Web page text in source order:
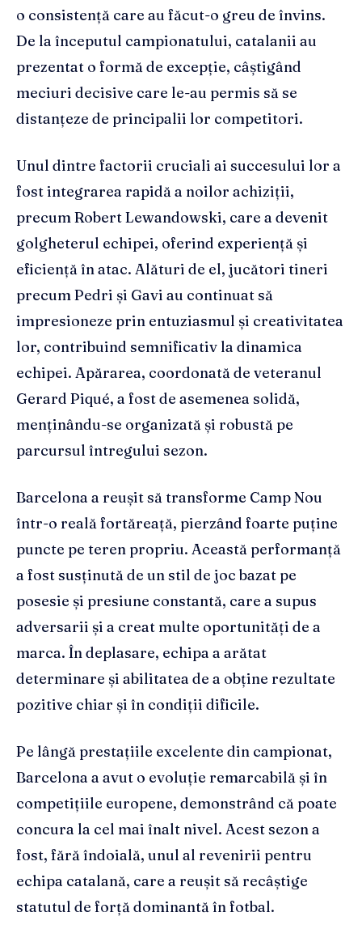
o consistență care au făcut-o greu de învins.
De la începutul campionatului, catalanii au
prezentat o formă de excepție, câștigând
meciuri decisive care le-au permis să se
distanțeze de principalii lor competitori.
Unul dintre factorii cruciali ai succesului lor a
fost integrarea rapidă a noilor achiziții,
precum Robert Lewandowski, care a devenit
golgheterul echipei, oferind experiență și
eficiență în atac. Alături de el, jucători tineri
precum Pedri și Gavi au continuat să
impresioneze prin entuziasmul și creativitatea
lor, contribuind semnificativ la dinamica
echipei. Apărarea, coordonată de veteranul
Gerard Piqué, a fost de asemenea solidă,
menținându-se organizată și robustă pe
parcursul întregului sezon.
Barcelona a reușit să transforme Camp Nou
într-o reală fortăreață, pierzând foarte puține
puncte pe teren propriu. Această performanță
a fost susținută de un stil de joc bazat pe
posesie și presiune constantă, care a supus
adversarii și a creat multe oportunități de a
marca. În deplasare, echipa a arătat
determinare și abilitatea de a obține rezultate
pozitive chiar și în condiții dificile.
Pe lângă prestațiile excelente din campionat,
Barcelona a avut o evoluție remarcabilă și în
competițiile europene, demonstrând că poate
concura la cel mai înalt nivel. Acest sezon a
fost, fără îndoială, unul al revenirii pentru
echipa catalană, care a reușit să recâștige
statutul de forță dominantă în fotbal.